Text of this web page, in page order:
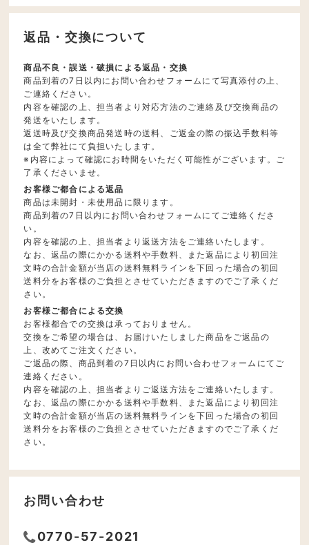
返品・交換について
商品不良・誤送・破損による返品・交換
商品到着の7日以内にお問い合わせフォームにて写真添付の上、
ご連絡ください。
内容を確認の上、担当者より対応方法のご連絡及び交換商品の
発送をいたします。
返送時及び交換商品発送時の送料、ご返金の際の振込手数料等
は全て弊社にて負担いたします。
※内容によって確認にお時間をいただく可能性がございます。ご
了承くださいませ。
お客様ご都合による返品
商品は未開封・未使用品に限ります。
商品到着の7日以内にお問い合わせフォームにてご連絡くださ
い。
内容を確認の上、担当者より返送方法をご連絡いたします。
なお、返品の際にかかる送料や手数料、また返品により初回注
文時の合計金額が当店の送料無料ラインを下回った場合の初回
送料分をお客様のご負担とさせていただきますのでご了承くだ
さい。
お客様ご都合による交換
お客様都合での交換は承っておりません。
交換をご希望の場合は、お届けいたしました商品をご返品の
上、改めてご注文ください。
ご返品の際、商品到着の7日以内にお問い合わせフォームにてご
連絡ください。
内容を確認の上、担当者よりご返送方法をご連絡いたします。
なお、返品の際にかかる送料や手数料、また返品により初回注
文時の合計金額が当店の送料無料ラインを下回った場合の初回
送料分をお客様のご負担とさせていただきますのでご了承くだ
さい。
お問い合わせ
0770-57-2021